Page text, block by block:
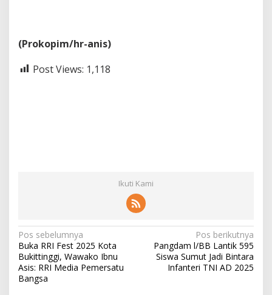
(Prokopim/hr-anis)
Post Views: 1,118
Ikuti Kami
N
a
v
Pos sebelumnya
Buka RRI Fest 2025 Kota
Bukittinggi, Wawako Ibnu
Asis: RRI Media Pemersatu
Bangsa
Pos berikutnya
Pangdam l/BB Lantik 595
Siswa Sumut Jadi Bintara
Infanteri TNI AD 2025